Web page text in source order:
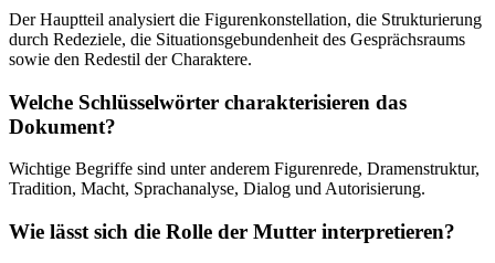
Der Hauptteil analysiert die Figurenkonstellation, die Strukturierung
durch Redeziele, die Situationsgebundenheit des Gesprächsraums
sowie den Redestil der Charaktere.
Welche Schlüsselwörter charakterisieren das
Dokument?
Wichtige Begriffe sind unter anderem Figurenrede, Dramenstruktur,
Tradition, Macht, Sprachanalyse, Dialog und Autorisierung.
Wie lässt sich die Rolle der Mutter interpretieren?